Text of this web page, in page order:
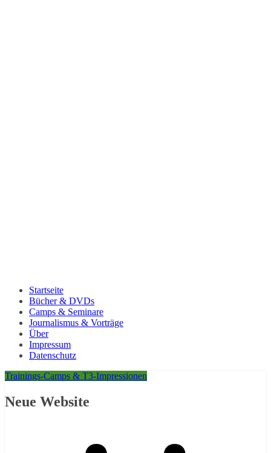
Startseite
Bücher & DVDs
Camps & Seminare
Journalismus & Vorträge
Über
Impressum
Datenschutz
Trainings-Camps & T3-Impressionen
Neue Website